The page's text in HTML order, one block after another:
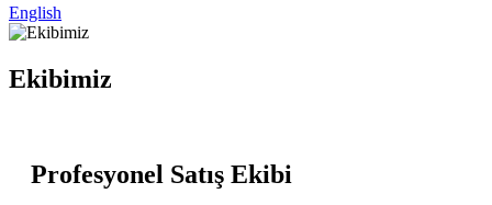
English
Ekibimiz
Profesyonel Satış Ekibi